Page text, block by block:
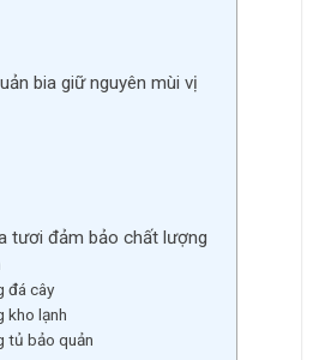
bia giữ nguyên mùi vị
tươi đảm bảo chất lượng
đá cây
kho lạnh
tủ bảo quản